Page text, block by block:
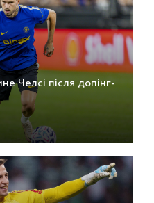
Челсі після допінг-